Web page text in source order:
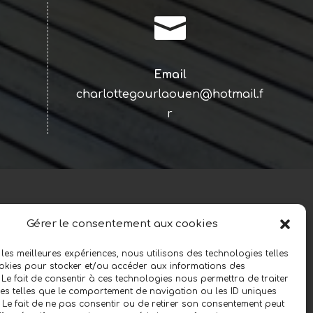
Gérer le consentement aux cookies
meilleures expériences, nous utilisons des technologies telles
pour stocker et/ou accéder aux informations des
fait de consentir à ces technologies nous permettra de traiter
telles que le comportement de navigation ou les ID uniques
Le fait de ne pas consentir ou de retirer son consentement peut

Email
charlottegourlaouen@hotmail.f
r